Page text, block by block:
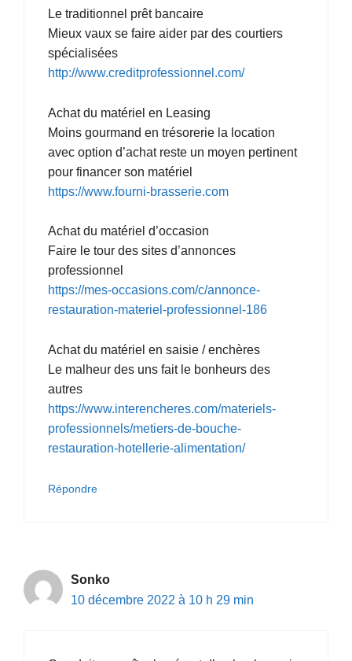
Le traditionnel prêt bancaire
Mieux vaux se faire aider par des courtiers
spécialisées
http://www.creditprofessionnel.com/
Achat du matériel en Leasing
Moins gourmand en trésorerie la location
avec option d’achat reste un moyen pertinent
pour financer son matériel
https://www.fourni-brasserie.com
Achat du matériel d’occasion
Faire le tour des sites d’annonces
professionnel
https://mes-occasions.com/c/annonce-
restauration-materiel-professionnel-186
Achat du matériel en saisie / enchères
Le malheur des uns fait le bonheurs des
autres
https://www.interencheres.com/materiels-
professionnels/metiers-de-bouche-
restauration-hotellerie-alimentation/
Répondre
Sonko
10 décembre 2022 à 10 h 29 min